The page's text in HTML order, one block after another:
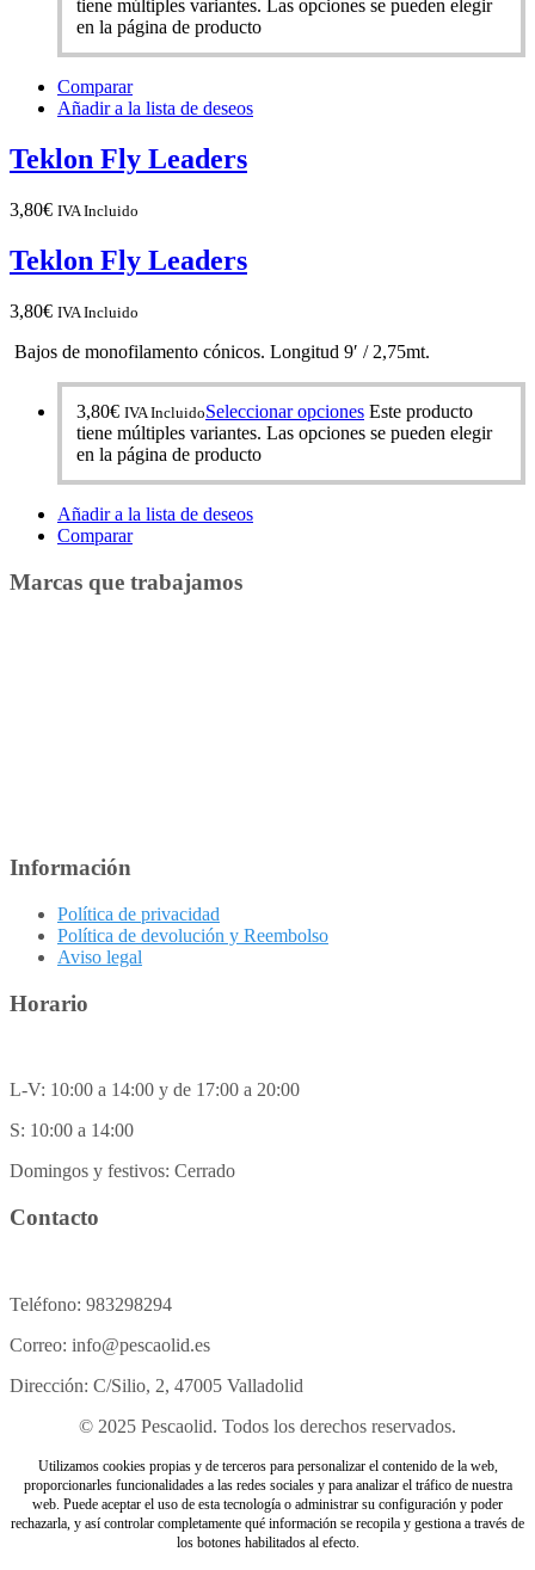
tiene múltiples variantes. Las opciones se pueden elegir
en la página de producto
Comparar
Añadir a la lista de deseos
Teklon Fly Leaders
3,80€ IVA Incluido
Teklon Fly Leaders
3,80€ IVA Incluido
Bajos de monofilamento cónicos. Longitud 9′ / 2,75mt.
3,80€ IVA IncluidoSeleccionar opciones Este producto
tiene múltiples variantes. Las opciones se pueden elegir
en la página de producto
Añadir a la lista de deseos
Comparar
Marcas que trabajamos
Información
Política de privacidad
Política de devolución y Reembolso
Aviso legal
Horario
L-V: 10:00 a 14:00 y de 17:00 a 20:00
S: 10:00 a 14:00
Domingos y festivos: Cerrado
Contacto
Teléfono: 983298294
Correo: info@pescaolid.es
Dirección: C/Silio, 2, 47005 Valladolid
© 2025 Pescaolid. Todos los derechos reservados.
Utilizamos cookies propias y de terceros para personalizar el contenido de la web,
proporcionarles funcionalidades a las redes sociales y para analizar el tráfico de nuestra
web. Puede aceptar el uso de esta tecnología o administrar su configuración y poder
rechazarla, y así controlar completamente qué información se recopila y gestiona a través de
los botones habilitados al efecto.